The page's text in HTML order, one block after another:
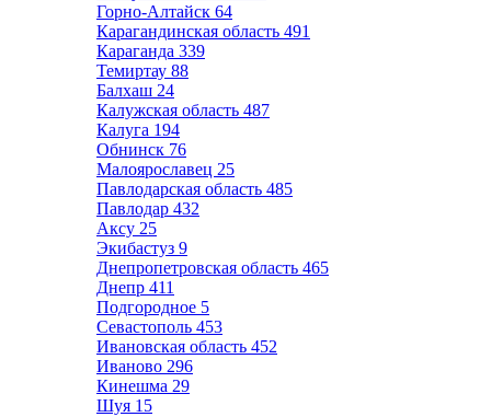
Горно-Алтайск 64
Карагандинская область 491
Караганда 339
Темиртау 88
Балхаш 24
Калужская область 487
Калуга 194
Обнинск 76
Малоярославец 25
Павлодарская область 485
Павлодар 432
Аксу 25
Экибастуз 9
Днепропетровская область 465
Днепр 411
Подгородное 5
Севастополь 453
Ивановская область 452
Иваново 296
Кинешма 29
Шуя 15